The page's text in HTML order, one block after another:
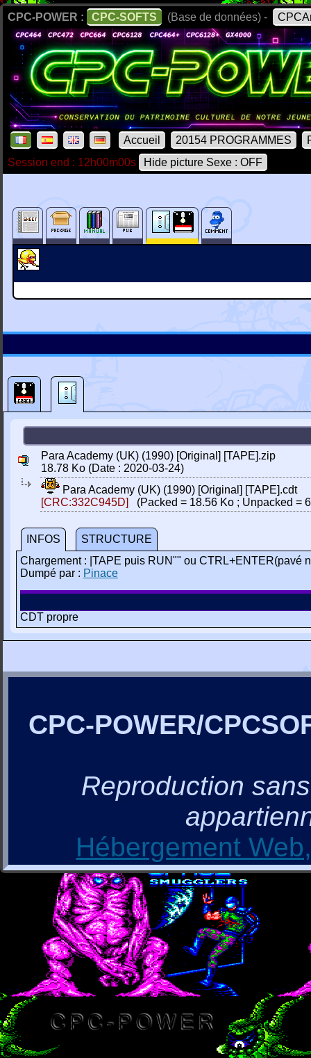
CPC-POWER : CPC-SOFTS (Base de données) -
Accueil 20154 PROGRAMMES
Session end : 12h00m00s
Hide picture Sexe : OFF
Para Academy (UK) (1990) [Original] [TAPE].zip
18.78 Ko (Date : 2020-03-24)
Para Academy (UK) (1990) [Original] [TAPE].cdt
[CRC:332C945D]
(Packed = 18.56 Ko ; Unpacked =
INFOS
STRUCTURE
Chargement : |TAPE puis RUN"" ou CTRL+ENTER(pavé
Dumpé par : Pinace
CDT propre
CPC-POWER/
Reproduction
Hébergement